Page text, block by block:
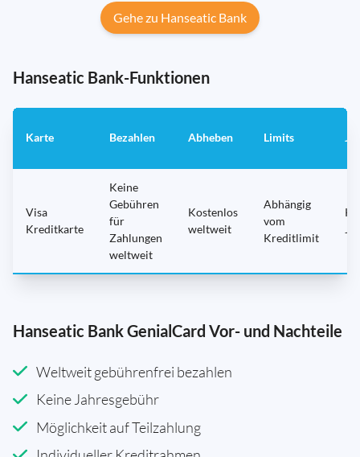
Gehe zu Hanseatic Bank
Hanseatic Bank-Funktionen
Karte Bezahlen Abheben Limits
Visa
Kreditkarte
Keine
Gebühren
für
Zahlungen
weltweit
Kostenlos
weltweit
Abhängig
vom
Kreditlimit
Hanseatic Bank GenialCard Vor- und Nachteile
Weltweit gebührenfrei bezahlen
Keine Jahresgebühr
Möglichkeit auf Teilzahlung